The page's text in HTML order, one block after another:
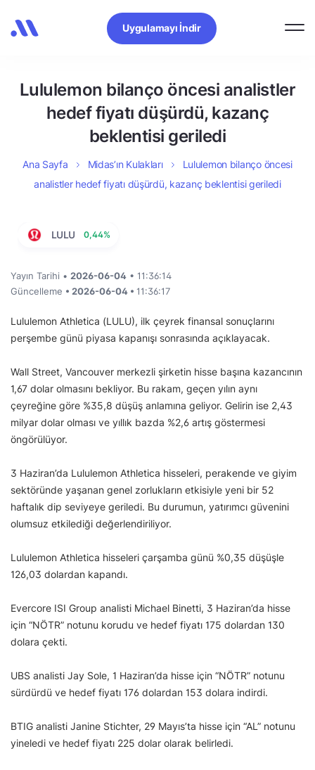
Uygulamayı İndir
Lululemon bilanço öncesi analistler
hedef fiyatı düşürdü, kazanç
beklentisi geriledi
Ana Sayfa Midas’ın Kulakları
Lululemon bilanço öncesi
analistler hedef fiyatı düşürdü, kazanç beklentisi geriledi
LULU 0,44%
Yayın Tarihi • 2026-06-04 • 11:36:14
Güncelleme • 2026-06-04 • 11:36:17
Lululemon Athletica (LULU), ilk çeyrek finansal sonuçlarını
perşembe günü piyasa kapanışı sonrasında açıklayacak.
Wall Street, Vancouver merkezli şirketin hisse başına kazancının
1,67 dolar olmasını bekliyor. Bu rakam, geçen yılın aynı
çeyreğine göre %35,8 düşüş anlamına geliyor. Gelirin ise 2,43
milyar dolar olması ve yıllık bazda %2,6 artış göstermesi
öngörülüyor.
3 Haziran’da Lululemon Athletica hisseleri, perakende ve giyim
sektöründe yaşanan genel zorlukların etkisiyle yeni bir 52
haftalık dip seviyeye geriledi. Bu durumun, yatırımcı güvenini
olumsuz etkilediği değerlendiriliyor.
Lululemon Athletica hisseleri çarşamba günü %0,35 düşüşle
126,03 dolardan kapandı.
Evercore ISI Group analisti Michael Binetti, 3 Haziran’da hisse
için “NÖTR” notunu korudu ve hedef fiyatı 175 dolardan 130
dolara çekti.
UBS analisti Jay Sole, 1 Haziran’da hisse için “NÖTR” notunu
sürdürdü ve hedef fiyatı 176 dolardan 153 dolara indirdi.
BTIG analisti Janine Stichter, 29 Mayıs’ta hisse için “AL” notunu
yineledi ve hedef fiyatı 225 dolar olarak belirledi.